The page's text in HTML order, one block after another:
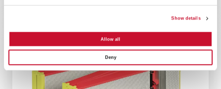
Show details
Allow all
Deny
de lavar frecuentemente con agua su motor.